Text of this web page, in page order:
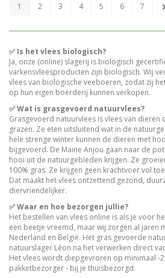
1
2 3 4 5 6 7
✅ Is het vlees biologisch?
Ja, onze (online) slagerij is biologisch
varkensvleesproducten zijn biologisch. Wij
vlees van biologische veeboeren, zodat zij
op hun eigen boerderij kunnen verkopen.
✅ Wat is grasgevoerd natuurvlees?
Grasgevoerd natuurvlees is vlees van dieren
grazen. Ze eten uitsluitend wat in de
hele strenge winter kunnen de dieren met
bijgevoerd. De Maine Anjou gaan naar de
hooi uit de natuurgebieden krijgen. Ze
100% gras. Ze krijgen geen krachtvoer vol
Dat maakt het vlees ontzettend gezond,
diervriendelijker.
✅ Waar en hoe bezorgen jullie?
Het bestellen van vlees online is als je voor
een beetje vreemd, maar wij zorgen al jaren
Nederland en België. Het gras gevoerde
natuurslager Léon na het verwerken direct
Het vlees wordt diepgevroren op minimaal -
pakketbezorger - bij je thuisbezorgd.